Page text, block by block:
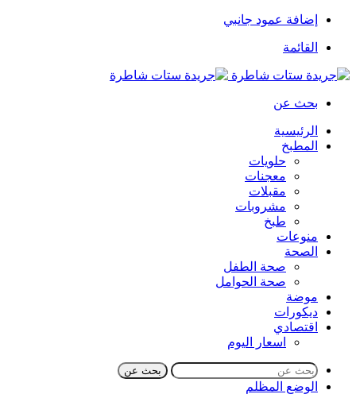
إضافة عمود جانبي
القائمة
بحث عن
الرئيسية
المطبخ
حلويات
معجنات
مقبلات
مشروبات
طبخ
منوعات
الصحة
صحة الطفل
صحة الحوامل
موضة
ديكورات
اقتصادي
اسعار اليوم
بحث عن
الوضع المظلم